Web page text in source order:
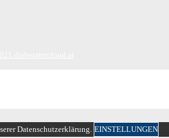
Datenschutzerklärung. EINSTELLUNGEN